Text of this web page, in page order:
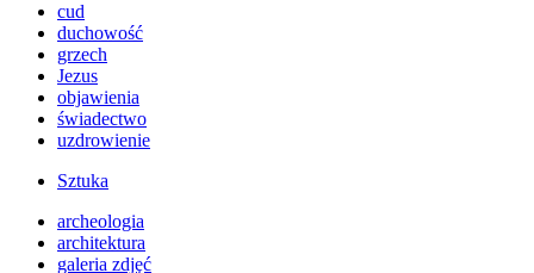
cud
duchowość
grzech
Jezus
objawienia
świadectwo
uzdrowienie
Sztuka
archeologia
architektura
galeria zdjęć